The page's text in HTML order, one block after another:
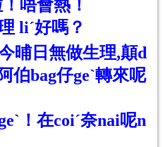
唔會熱！
liˊ好嗎？
晡日無做生理,顛d
伯bag仔geˋ轉來呢
！在coiˊ奈nai呢n